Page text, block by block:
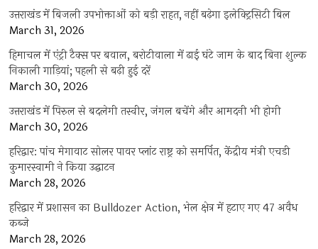
उत्तराखंड में बिजली उपभोक्ताओं को बड़ी राहत, नहीं बढ़ेगा इलेक्ट्रिसिटी बिल
March 31, 2026
हिमाचल में एंट्री टैक्स पर बवाल, बरोटीवाला में ढाई घंटे जाम के बाद बिना शुल्क
निकाली गाड़ियां; पहली से बढ़ी हुई दरें
March 30, 2026
उत्तराखंड में पिरुल से बदलेगी तस्वीर, जंगल बचेंगे और आमदनी भी होगी
March 30, 2026
हरिद्वार: पांच मेगावाट सोलर पावर प्लांट राष्ट्र को समर्पित, केंद्रीय मंत्री एचडी
कुमारस्वामी ने किया उद्घाटन
March 28, 2026
हरिद्वार में प्रशासन का Bulldozer Action, भेल क्षेत्र में हटाए गए 47 अवैध
कब्जे
March 28, 2026